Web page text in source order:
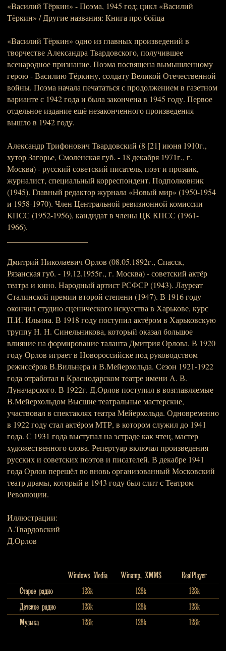
«Василий Тёркин» - Поэма, 1945 год; цикл «Василий
Тёркин» / Другие названия: Книга про бойца
«Василий Тёркин» одно из главных произведений в
творчестве Александра Твардовского, получившее
всенародное признание. Поэма посвящена вымышленному
герою - Василию Тёркину, солдату Великой Отечественной
войны. Поэма начала печататься с продолжением в газетном
варианте с 1942 года и была закончена в 1945 году. Первое
отдельное издание ещё незаконченного произведения
вышло в 1942 году.
Александр Трифонович Твардовский (8 [21] июня 1910г.,
хутор Загорье, Смоленская губ. - 18 декабря 1971г., г.
Москва) - русский советский писатель, поэт и прозаик,
журналист, специальный корреспондент. Подполковник
(1945). Главный редактор журнала «Новый мир» (1950-1954
и 1958-1970). Член Центральной ревизионной комиссии
КПСС (1952-1956), кандидат в члены ЦК КПСС (1961-
1966).
Дмитрий Николаевич Орлов (08.05.1892г., Спасск,
Рязанская губ. - 19.12.1955г., г. Москва) - советский актёр
театра и кино. Народный артист РСФСР (1943). Лауреат
Сталинской премии второй степени (1947). В 1916 году
окончил студию сценического искусства в Харькове, курс
П.И. Ильина. В 1918 году поступил актёром в Харьковскую
труппу Н. Н. Синельникова, который оказал большое
влияние на формирование таланта Дмитрия Орлова. В 1920
году Орлов играет в Новороссийске под руководством
режиссёров В.Вильнера и В.Мейерхольда. Сезон 1921-1922
года отработал в Краснодарском театре имени А. В.
Луначарского. В 1922г. Д.Орлов поступил в возглавляемые
В.Мейерхольдом Высшие театральные мастерские,
участвовал в спектаклях театра Мейерхольда. Одновременно
в 1922 году стал актёром МТР, в котором служил до 1941
года. С 1931 года выступал на эстраде как чтец, мастер
художественного слова. Репертуар включал произведения
русских и советских поэтов и писателей. В декабре 1941
года Орлов перешёл во вновь организованный Московский
театр драмы, который в 1943 году был слит с Театром
Революции.
Иллюстрации:
А.Твардовский
Д.Орлов